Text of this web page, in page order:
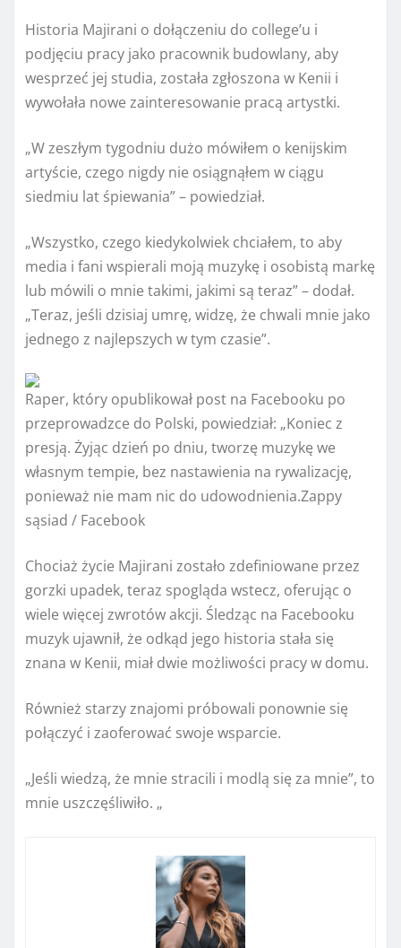
Historia Majirani o dołączeniu do college’u i
podjęciu pracy jako pracownik budowlany, aby
wesprzeć jej studia, została zgłoszona w Kenii i
wywołała nowe zainteresowanie pracą artystki.
„W zeszłym tygodniu dużo mówiłem o kenijskim
artyście, czego nigdy nie osiągnąłem w ciągu
siedmiu lat śpiewania” – powiedział.
„Wszystko, czego kiedykolwiek chciałem, to aby
media i fani wspierali moją muzykę i osobistą markę
lub mówili o mnie takimi, jakimi są teraz” – dodał.
„Teraz, jeśli dzisiaj umrę, widzę, że chwali mnie jako
jednego z najlepszych w tym czasie”.
Raper, który opublikował post na Facebooku po
przeprowadzce do Polski, powiedział: „Koniec z
presją. Żyjąc dzień po dniu, tworzę muzykę we
własnym tempie, bez nastawienia na rywalizację,
ponieważ nie mam nic do udowodnienia.Zappy
sąsiad / Facebook
Chociaż życie Majirani zostało zdefiniowane przez
gorzki upadek, teraz spogląda wstecz, oferując o
wiele więcej zwrotów akcji. Śledząc na Facebooku
muzyk ujawnił, że odkąd jego historia stała się
znana w Kenii, miał dwie możliwości pracy w domu.
Również starzy znajomi próbowali ponownie się
połączyć i zaoferować swoje wsparcie.
„Jeśli wiedzą, że mnie stracili i modlą się za mnie”, to
mnie uszczęśliwiło. „